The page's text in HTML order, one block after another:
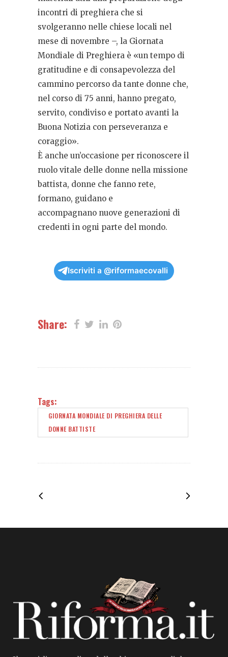
incontri di preghiera che si
svolgeranno nelle chiese locali nel
mese di novembre –, la Giornata
Mondiale di Preghiera è «un tempo di
gratitudine e di consapevolezza del
cammino percorso da tante donne che,
nel corso di 75 anni, hanno pregato,
servito, condiviso e portato avanti la
Buona Notizia con perseveranza e
coraggio».
È anche un’occasione per riconoscere il
ruolo vitale delle donne nella missione
battista, donne che fanno rete,
formano, guidano e
accompagnano nuove generazioni di
credenti in ogni parte del mondo.
Iscriviti a @riformaecovalli
Share:
Tags:
GIORNATA MONDIALE DI PREGHIERA DELLE
DONNE BATTISTE